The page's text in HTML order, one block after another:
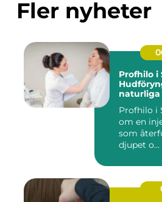
Fler nyheter
Profhilo i
Profhilo i
om en
som
djupet o...